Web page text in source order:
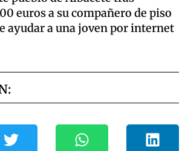
euros a su compañero de piso
ayudar a una joven por internet